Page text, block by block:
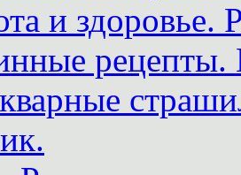
и здоровье.
рецепты.